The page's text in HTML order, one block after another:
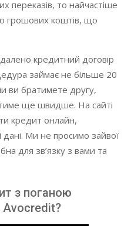
переказів, то найчастіше
грошових коштів, що
кредитний договір
займає не більше 20
ви братимете другу,
ще швидше. На сайті
кредит онлайн,
Ми не просимо зайвої
для зв’язку з вами та
з поганою
Avocredit?